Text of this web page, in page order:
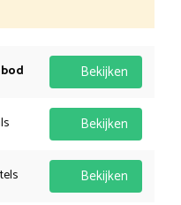
Bekijken
Bekijken
Bekijken